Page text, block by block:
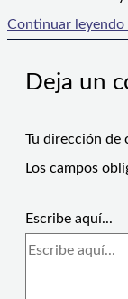
Continuar leyendo
Deja un
Tu dirección de
Los campos
Escribe aquí...